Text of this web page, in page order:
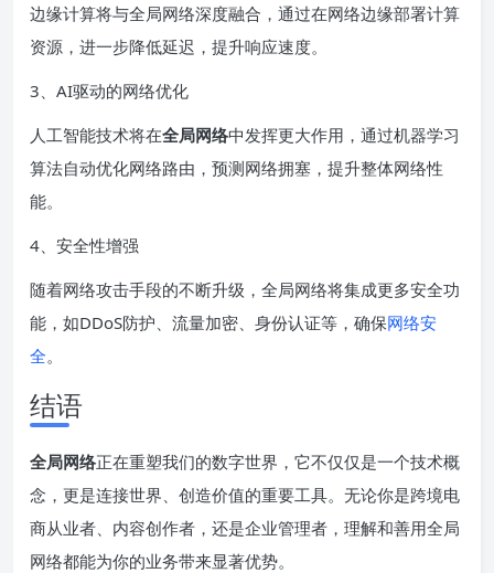
边缘计算将与全局网络深度融合，通过在网络边缘部署计算
资源，进一步降低延迟，提升响应速度。
3、AI驱动的网络优化
人工智能技术将在全局网络中发挥更大作用，通过机器学习
算法自动优化网络路由，预测网络拥塞，提升整体网络性
能。
4、安全性增强
随着网络攻击手段的不断升级，全局网络将集成更多安全功
能，如DDoS防护、流量加密、身份认证等，确保网络安
全。
结语
全局网络正在重塑我们的数字世界，它不仅仅是一个技术概
念，更是连接世界、创造价值的重要工具。无论你是跨境电
商从业者、内容创作者，还是企业管理者，理解和善用全局
网络都能为你的业务带来显著优势。